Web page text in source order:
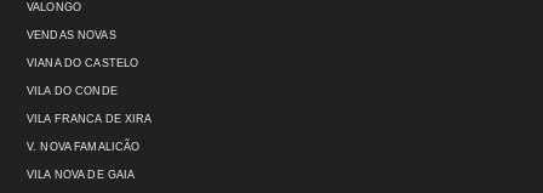
VALONGO
VENDAS NOVAS
VIANA DO CASTELO
VILA DO CONDE
VILA FRANCA DE XIRA
V. NOVA FAMALICÃO
VILA NOVA DE GAIA